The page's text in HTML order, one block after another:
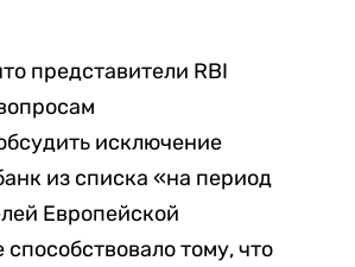
представители RBI
исключение
из списка «на период
Европейской
тому, что